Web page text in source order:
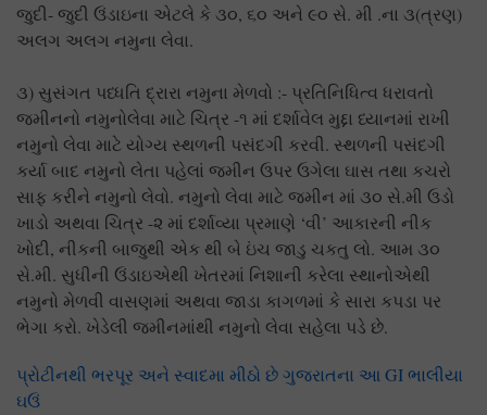
જુદી- જુદી ઉંડાઇના એટલે કે ૩૦, ૬૦ અને ૯૦ સે. મી .ના ૩(ત્રણ)
અલગ અલગ નમુના લેવા.
૩) સુસંગત પધ્ધતિ દ્રારા નમુના મેળવો :- પ્રતિનિધિત્વ ધરાવતો
જમીનનો નમુનોલેવા માટે ચિત્ર -૧ માં દર્શાવેલ મુદ્દા ધ્યાનમાં રાખી
નમુનો લેવા માટે યોગ્ય સ્થળની પસંદગી કરવી. સ્થળની પસંદગી
કર્યા બાદ નમુનો લેતા પહેલાં જમીન ઉપર ઉગેલા ઘાસ તથા કચરો
સાફ કરીને નમુનો લેવો. નમુનો લેવા માટે જમીન માં ૩૦ સે.મી ઉડો
ખાડો અથવા ચિત્ર -૨ માં દર્શાવ્યા પ્રમાણે ‘વી’ આકારની નીક
ખોદી, નીકની બાજુથી એક થી બે ઇંચ જાડુ ચકતુ લો. આમ ૩૦
સે.મી. સુધીની ઉંડાઇએથી ખેતરમાં નિશાની કરેલા સ્થાનોએથી
નમુનો મેળવી વાસણમાં અથવા જાડા કાગળમાં કે સારા કપડા પર
ભેગા કરો. ખેડેલી જમીનમાંથી નમુનો લેવા સહેલા પડે છે.
પ્રોટીનથી ભરપૂર અને સ્વાદમા મીઠો છે ગુજરાતના આ GI ભાલીયા
ઘઉં